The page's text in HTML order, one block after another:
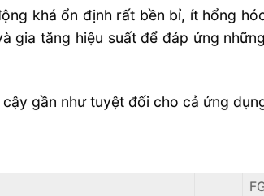
khá ổn định rất bền bỉ, ít hổng
gia tăng hiệu suất để đáp ứng
cậy gần như tuyệt đối cho cả ứng